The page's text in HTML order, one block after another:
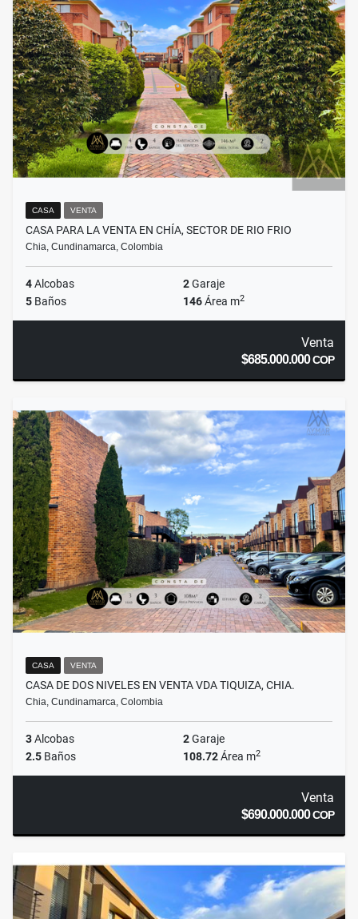
CASA VENTA
CASA PARA LA VENTA EN CHÍA, SECTOR DE RIO FRIO
Chia, Cundinamarca, Colombia
4Alcobas 2Garaje
5 Baños 146Área m2
Venta
$685.000.000COP
CASA VENTA
CASA DE DOS NIVELES EN VENTA VDA TIQUIZA, CHIA.
Chia, Cundinamarca, Colombia
3Alcobas 2Garaje
2.5 Baños 108.72Área m2
Venta
$690.000.000COP